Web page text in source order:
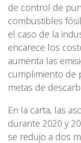
de control de
combustibles
el caso de la
encarece los
aumenta las
cumplimiento de
metas de
En la carta, las
durante 2020 y
se redujo a dos